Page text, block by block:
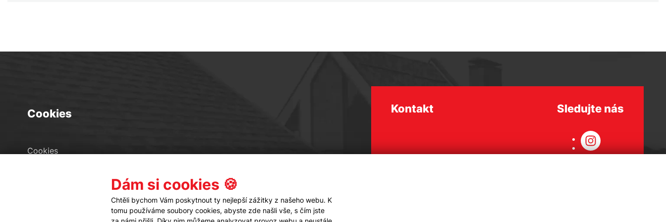
Cookies
Cookies
Kontakt Sledujte nás
Dám si cookies 🍪
Chtěli bychom Vám poskytnout ty nejlepší zážitky z našeho webu. K
tomu používáme soubory cookies, abyste zde našli vše, s čím jste